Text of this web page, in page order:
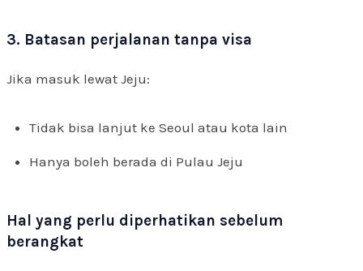
3. Batasan perjalanan tanpa visa
Jika masuk lewat Jeju:
Tidak bisa lanjut ke Seoul atau kota lain
Hanya boleh berada di Pulau Jeju
Hal yang perlu diperhatikan sebelum
berangkat